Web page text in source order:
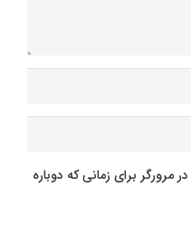
مرورگر برای زمانی که دوباره